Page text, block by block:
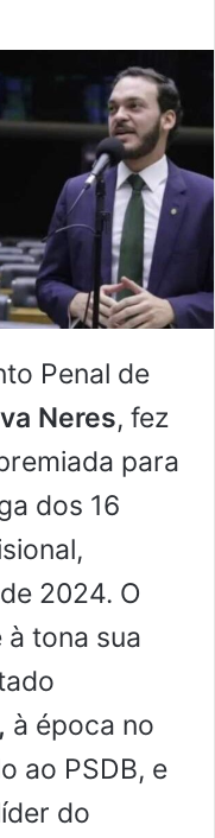
Penal de
Neres, fez
para
dos 16
2024. O
tona sua
à época no
ao PSDB, e
do